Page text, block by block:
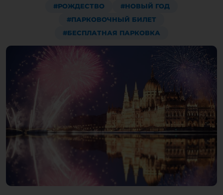
#РОЖДЕСТВО
#НОВЫЙ ГОД
#ПАРКОВОЧНЫЙ БИЛЕТ
#БЕСПЛАТНАЯ ПАРКОВКА